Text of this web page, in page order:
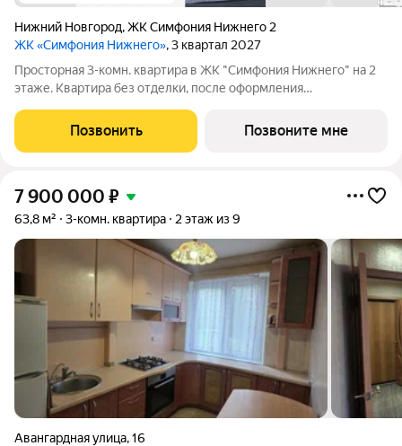
Нижний Новгород,ЖК Симфония Нижнего 2
ЖК «Симфония Нижнего», 3 квартал 2027
Просторная 3-комн. квартира в ЖК "Симфония Нижнего" на 2
этаже. Квартира без отделки, после оформления
кв.м., жилая: 56.4 кв.м., площадь просторной кухни-столовой:
25.2 кв.м. Квартира -
Позвонить Позвоните мне
7 900 000 ₽
63,8 м² 3-комн. квартира 2 этаж из 9
Авангардная улица,16